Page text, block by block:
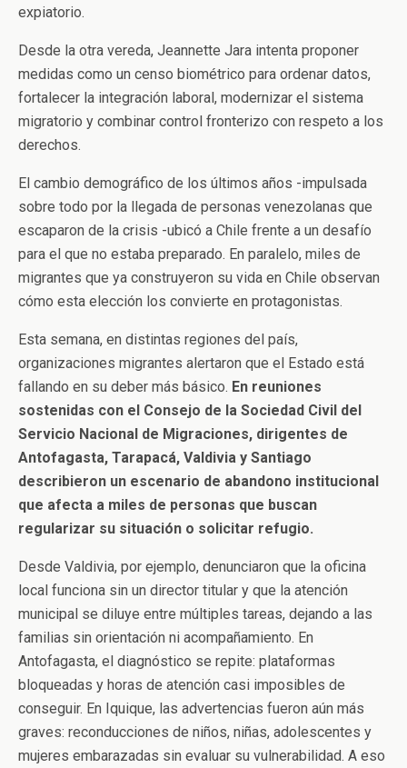
expiatorio.
Desde la otra vereda, Jeannette Jara intenta proponer
medidas como un censo biométrico para ordenar datos,
fortalecer la integración laboral, modernizar el sistema
migratorio y combinar control fronterizo con respeto a los
derechos.
El cambio demográfico de los últimos años -impulsada
sobre todo por la llegada de personas venezolanas que
escaparon de la crisis -ubicó a Chile frente a un desafío
para el que no estaba preparado. En paralelo, miles de
migrantes que ya construyeron su vida en Chile observan
cómo esta elección los convierte en protagonistas.
Esta semana, en distintas regiones del país,
organizaciones migrantes alertaron que el Estado está
fallando en su deber más básico. En reuniones
sostenidas con el Consejo de la Sociedad Civil del
Servicio Nacional de Migraciones, dirigentes de
Antofagasta, Tarapacá, Valdivia y Santiago
describieron un escenario de abandono institucional
que afecta a miles de personas que buscan
regularizar su situación o solicitar refugio.
Desde Valdivia, por ejemplo, denunciaron que la oficina
local funciona sin un director titular y que la atención
municipal se diluye entre múltiples tareas, dejando a las
familias sin orientación ni acompañamiento. En
Antofagasta, el diagnóstico se repite: plataformas
bloqueadas y horas de atención casi imposibles de
conseguir. En Iquique, las advertencias fueron aún más
graves: reconducciones de niños, niñas, adolescentes y
mujeres embarazadas sin evaluar su vulnerabilidad. A eso